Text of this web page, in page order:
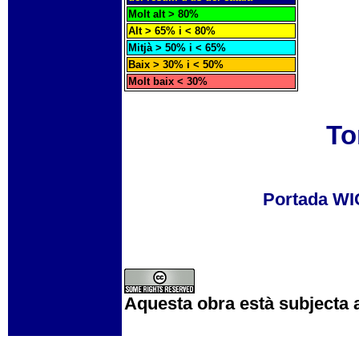
Molt alt > 80%
Alt > 65% i < 80%
Mitjà > 50% i < 65%
Baix > 30% i < 50%
Molt baix < 30%
Portada
Aquesta obra està subjecta